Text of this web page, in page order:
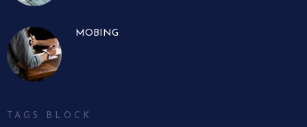
MOBING
TAGS BLOCK